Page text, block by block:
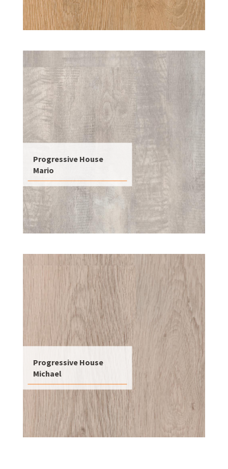
Progressive House
Mario
Progressive House
Michael